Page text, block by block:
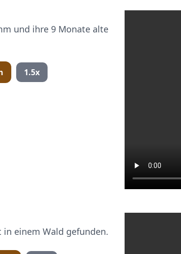
und ihre 9 Monate alte
1.5x
einem Wald gefunden.